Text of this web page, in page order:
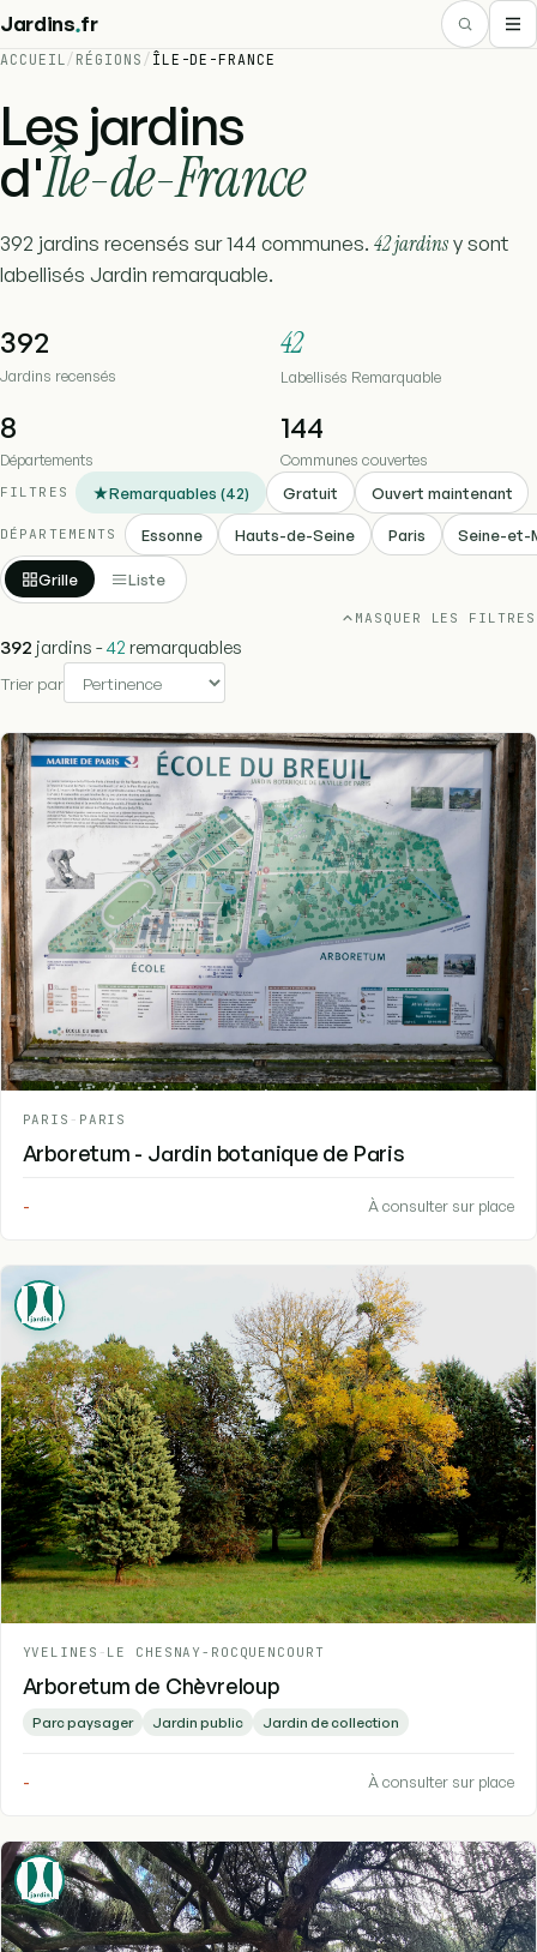
Jardins.fr
ACCUEIL/ RÉGIONS / ÎLE-DE-FRANCE
Les jardins
d'Île-de-France
392 jardins recensés sur 144 communes. 42 jardinsy sont
labellisés Jardin remarquable.
392
Jardins recensés
42
Labellisés Remarquable
8
Départements
144
Communes couvertes
FILTRES Remarquables (42) Gratuit Ouvert maintenant
DÉPARTEMENTS Essonne Hauts-de-Seine Paris Seine-et-
Grille Liste
MASQUER LES FILTRES
392 jardins -42 remarquables
Trier par
PARIS - PARIS
Arboretum - Jardin botanique de Paris
- À consulter sur place
YVELINES - LE CHESNAY-ROCQUENCOURT
Arboretum de Chèvreloup
Parc paysager Jardin public Jardin de collection
- À consulter sur place